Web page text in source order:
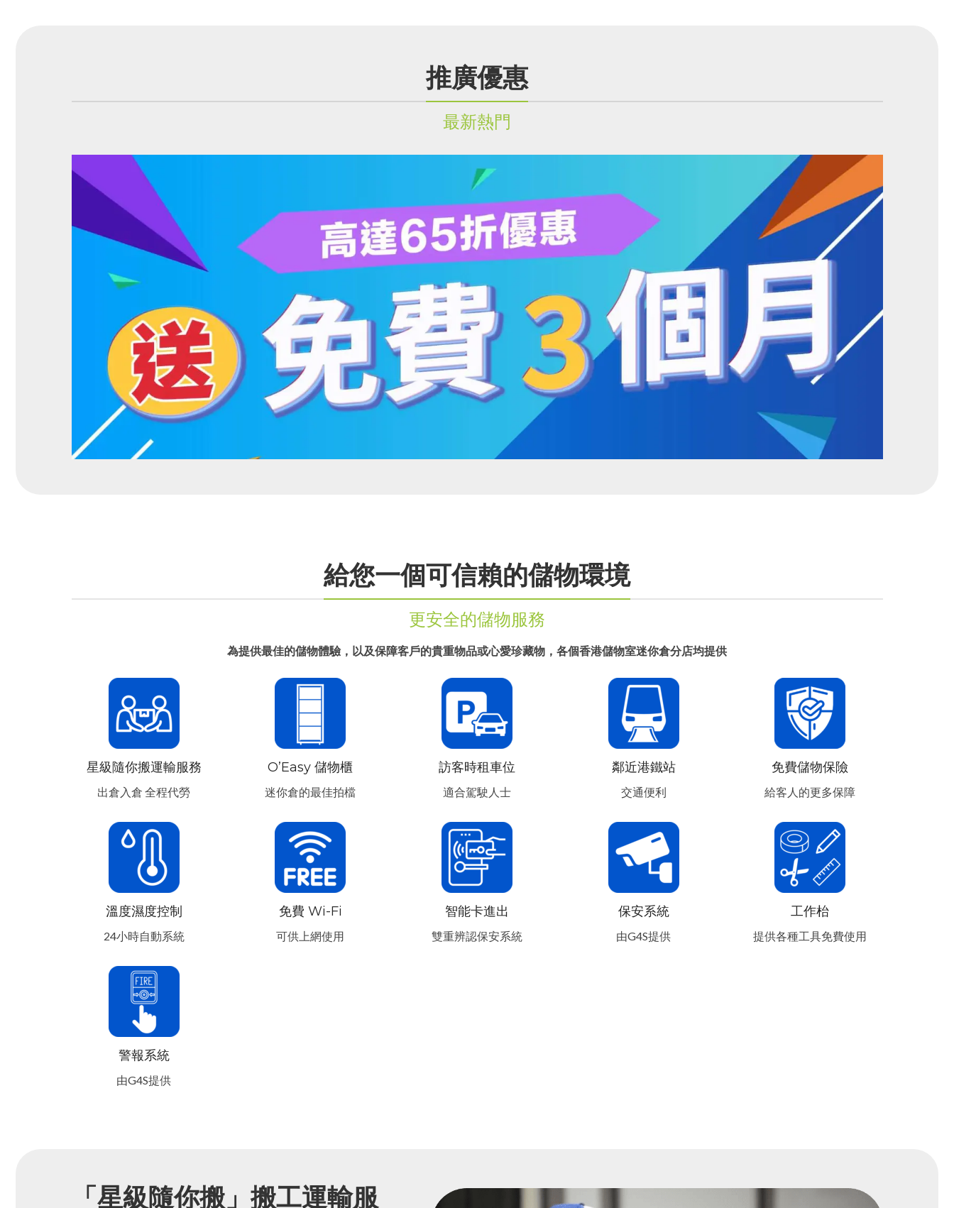
推廣優惠
最新熱門
給您一個可信賴的儲物環境
更安全的儲物服務
為提供最佳的儲物體驗，以及保障客戶的貴重物品或心愛珍藏物，各個香港儲物室迷你倉分店均提供
星級隨你搬運輸服務
出倉入倉 全程代勞
O’Easy 儲物櫃
迷你倉的最佳拍檔
訪客時租車位
適合駕駛人士
鄰近港鐵站
交通便利
免費儲物保險
給客人的更多保障
溫度濕度控制
24小時自動系統
免費 Wi-Fi
可供上網使用
智能卡進出
雙重辨認保安系統
保安系統
由G4S提供
工作枱
提供各種工具免費使用
警報系統
由G4S提供
「星級隨你搬」搬工運輸服